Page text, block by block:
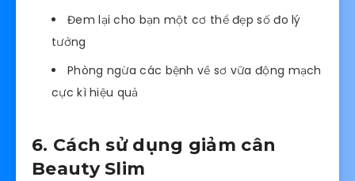
Đem lại cho bạn một cơ thể đẹp số đo lý
tưởng
Phòng ngừa các bệnh về sơ vữa động mạch
cực kì hiệu quả
6. Cách sử dụng giảm cân
Beauty Slim